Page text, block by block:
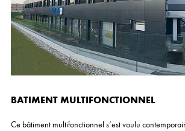
BATIMENT MULTIFONCTIONNEL
Ce bâtiment multifonctionnel s’est voulu